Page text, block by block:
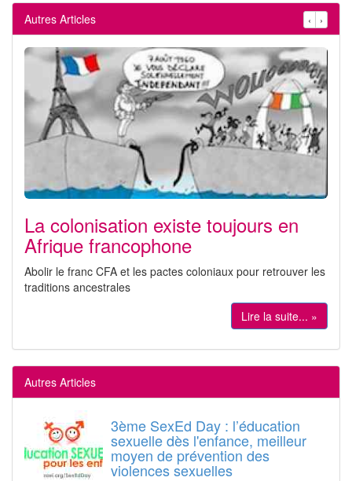
Autres Articles ‹ ›
La colonisation existe toujours en
Afrique francophone
Abolir le franc CFA et les pactes coloniaux pour retrouver les
traditions ancestrales
Lire la suite... »
Autres Articles
3ème SexEd Day : l’éducation
sexuelle dès l'enfance, meilleur
moyen de prévention des
violences sexuelles